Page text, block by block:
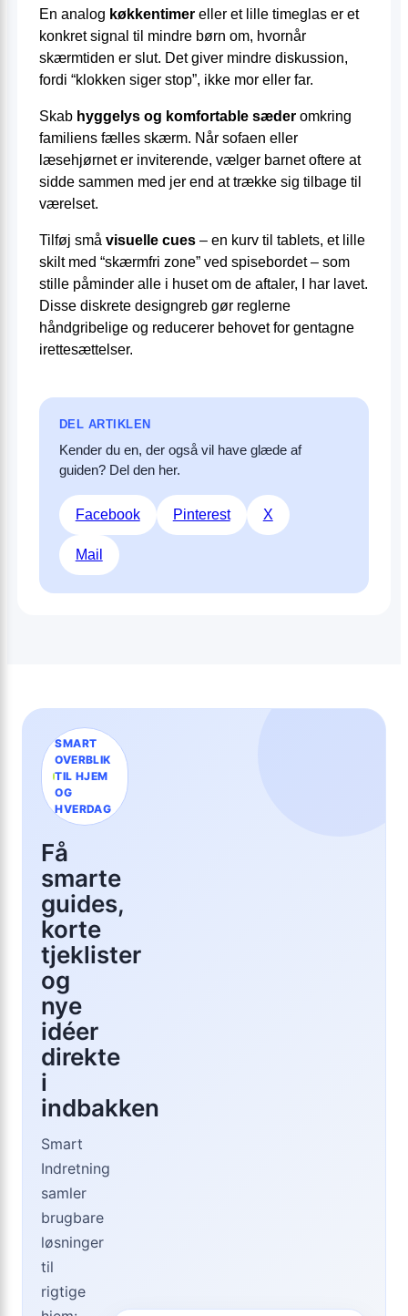
En analog køkkentimereller et lille timeglas er et
konkret signal til mindre børn om, hvornår
skærmtiden er slut. Det giver mindre diskussion,
fordi “klokken siger stop”, ikke mor eller far.
Skab hyggelys og komfortable sæderomkring
familiens fælles skærm. Når sofaen eller
læsehjørnet er inviterende, vælger barnet oftere at
sidde sammen med jer end at trække sig tilbage til
værelset.
Tilføj små visuelle cues– en kurv til tablets, et lille
skilt med “skærmfri zone” ved spisebordet – som
stille påminder alle i huset om de aftaler, I har lavet.
Disse diskrete designgreb gør reglerne
håndgribelige og reducerer behovet for gentagne
irettesættelser.
DEL ARTIKLEN
Kender du en, der også vil have glæde af
guiden? Del den her.
Facebook Pinterest X
Mail
SMART
OVERBLIK
TIL HJEM
OG
HVERDAG
Få
smarte
guides,
korte
tjeklister
og
nye
idéer
direkte
i
indbakken
Smart
Indretning
samler
brugbare
løsninger
til
rigtige